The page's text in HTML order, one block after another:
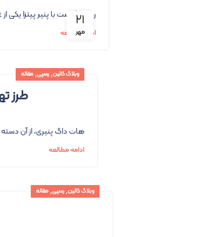
۲۱
مهر
رولت گوشت با پنیر پیتزا
ادامه مطالعه
وبلاگ کالین,رسپی, مقاله
طرز
هات داگ پنیری، از آن
ادامه مطالعه
وبلاگ کالین,رسپی, مقاله